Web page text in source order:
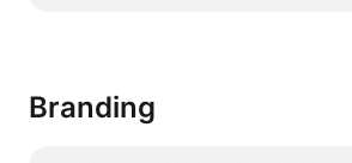
Branding